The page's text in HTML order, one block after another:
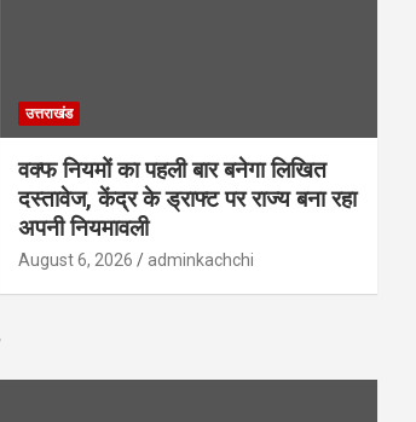
उत्तराखंड
वक्फ नियमों का पहली बार बनेगा लिखित
दस्तावेज, केंद्र के ड्राफ्ट पर राज्य बना रहा
अपनी नियमावली
August 6, 2026 adminkachchi